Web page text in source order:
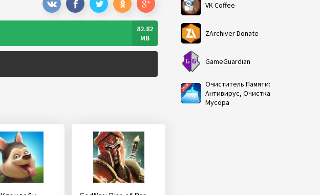
VK Coffee
ZArchiver Donate
GameGuardian
Очиститель Памяти:
Антивирус, Очистка
Мусора
82.82
MB